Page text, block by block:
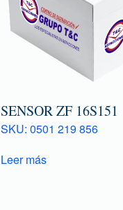
SENSOR ZF 16S151
SKU: 0501 219 856
Leer más